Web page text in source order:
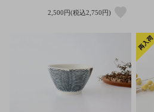
2,500円(税込2,750円)